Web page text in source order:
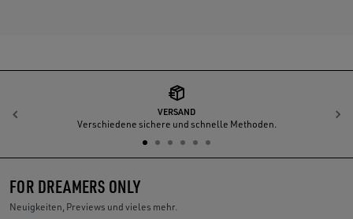
VERSAND
Verschiedene sichere und schnelle Methoden.
Zurück
FOR DREAMERS ONLY
Neuigkeiten, Previews und vieles mehr.